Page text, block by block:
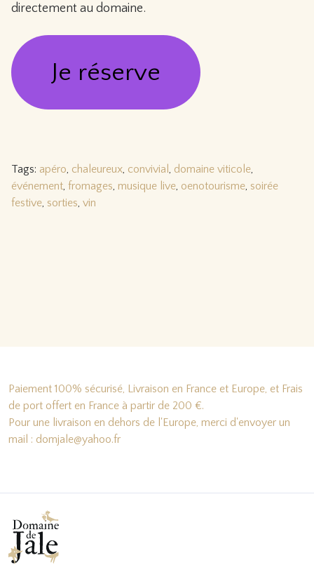
directement au domaine.
Je réserve
Tags: apéro, chaleureux, convivial , domaine viticole,
événement, fromages, musique live, oenotourisme, soirée
festive, sorties, vin
Paiement 100% sécurisé, Livraison en France et Europe, et Frais
de port offert en France à partir de 200 €.
Pour une livraison en dehors de l'Europe, merci d'envoyer un
mail : domjale@yahoo.fr